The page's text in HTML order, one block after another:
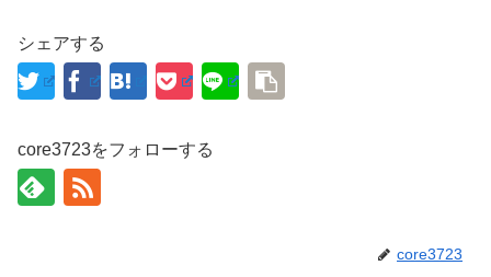
シェアする
core3723をフォローする
core3723